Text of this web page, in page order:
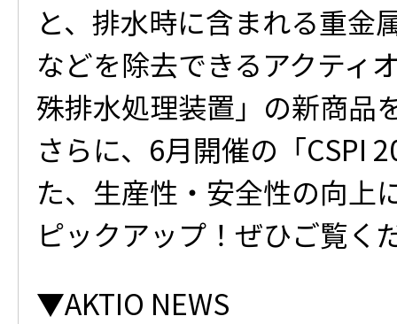
と、排水時に含まれる重金
などを除去できるアクティ
殊排水処理装置」の新商品
さらに、6月開催の「CSPI
た、生産性・安全性の向上
ピックアップ！ぜひご覧く
▼AKTIO NEWS